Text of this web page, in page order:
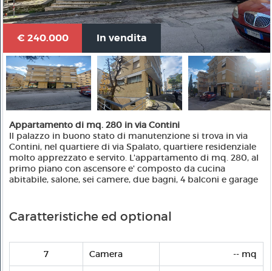
€ 240.000 In vendita
Appartamento di mq. 280 in via Contini
Il palazzo in buono stato di manutenzione si trova in via
Contini, nel quartiere di via Spalato, quartiere residenziale
molto apprezzato e servito. L'appartamento di mq. 280, al
primo piano con ascensore e' composto da cucina
abitabile, salone, sei camere, due bagni, 4 balconi e garage
Caratteristiche ed optional
7 Camera -- mq